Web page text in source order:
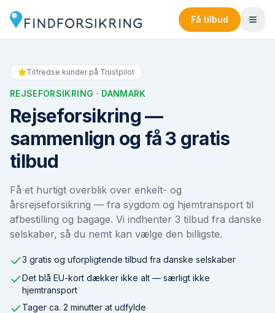
Få tilbud
Tilfredse kunder på Trustpilot
REJSEFORSIKRING · DANMARK
Rejseforsikring —
sammenlign og få 3 gratis
tilbud
Få et hurtigt overblik over enkelt- og
årsrejseforsikring — fra sygdom og hjemtransport til
afbestilling og bagage. Vi indhenter 3 tilbud fra danske
selskaber, så du nemt kan vælge den billigste.
3 gratis og uforpligtende tilbud fra danske selskaber
Det blå EU-kort dækker ikke alt — særligt ikke
hjemtransport
Tager ca. 2 minutter at udfylde